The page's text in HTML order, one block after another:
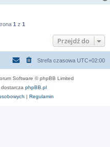
1 z 1
Przejdź do
Strefa czasowa UTC+02:00
Software © phpBB Limited
phpBB.pl
| Regulamin